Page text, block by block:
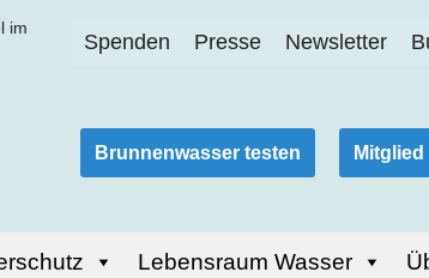
im
Spenden Presse Newsletter
Brunnenwasser testen
Lebensraum Wasser